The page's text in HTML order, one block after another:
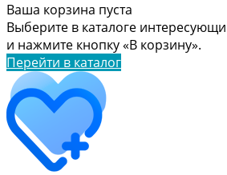
Ваша корзина пуста
Выберите в каталоге
и нажмите кнопку «В корзину».
Перейти в каталог